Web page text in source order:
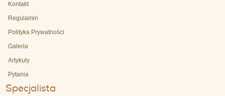
Kontakt
Regulamin
Polityka Prywatności
Galeria
Artykuły
Pytania
Specjalista